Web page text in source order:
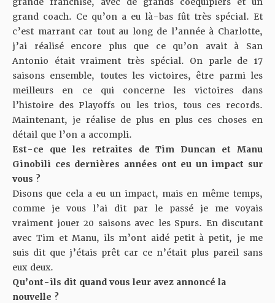
grand coach. Ce qu’on a eu là-bas fût très spécial. Et
c’est marrant car tout au long de l’année à Charlotte,
j’ai réalisé encore plus que ce qu’on avait à San
Antonio était vraiment très spécial. On parle de 17
saisons ensemble, toutes les victoires, être parmi les
meilleurs en ce qui concerne les victoires dans
l’histoire des Playoffs ou les trios, tous ces records.
Maintenant, je réalise de plus en plus ces choses en
détail que l’on a accompli.
Est-ce que les retraites de Tim Duncan et Manu
Ginobili ces dernières années ont eu un impact sur
vous ?
Disons que cela a eu un impact, mais en même temps,
comme je vous l’ai dit par le passé je me voyais
vraiment jouer 20 saisons avec les Spurs. En discutant
avec Tim et Manu, ils m’ont aidé petit à petit, je me
suis dit que j’étais prêt car ce n’était plus pareil sans
eux deux.
Qu’ont-ils dit quand vous leur avez annoncé la
nouvelle ?